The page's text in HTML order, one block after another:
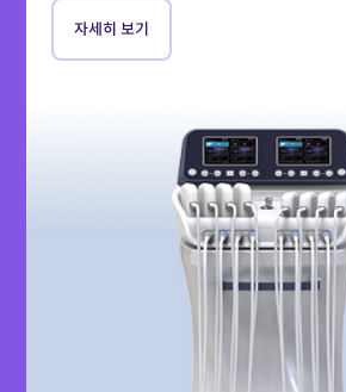
자세히 보기